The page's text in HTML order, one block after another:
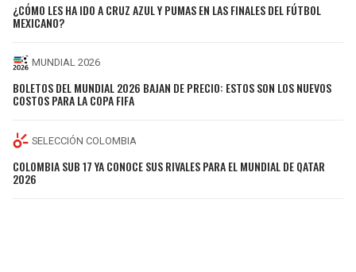
¿CÓMO LES HA IDO A CRUZ AZUL Y PUMAS EN LAS FINALES DEL FÚTBOL
MEXICANO?
MUNDIAL 2026
BOLETOS DEL MUNDIAL 2026 BAJAN DE PRECIO: ESTOS SON LOS NUEVOS
COSTOS PARA LA COPA FIFA
SELECCIÓN COLOMBIA
COLOMBIA SUB 17 YA CONOCE SUS RIVALES PARA EL MUNDIAL DE QATAR
2026